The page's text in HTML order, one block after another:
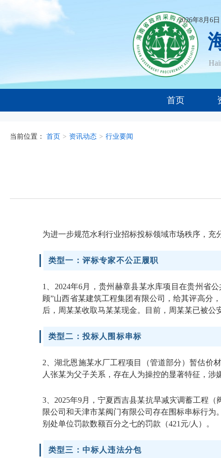
2026年8月6
首页
当前位置： 首页 > 资讯动态 > 行业要闻
为进一步规范水利行业招标投标领域市场秩序，
类型一：评标专家不公正履职
1、2024年6月，贵州赫章县某水库项目在贵州省
顾”山西省某建筑工程集团有限公司，给其评高分
后，周某某收取马某某现金。目前，周某某已被公
类型二：投标人围标串标
2、湖北恩施某水厂工程项目（管道部分）暂估价
人张某为父子关系，存在人为操控的显著特征，
3、2025年9月，宁夏西吉县某抗旱减灾调蓄工程
限公司和天津市某阀门有限公司存在围标串标行
别处单位罚款数额百分之七的罚款（421元/人）。
类型三：中标人违法分包